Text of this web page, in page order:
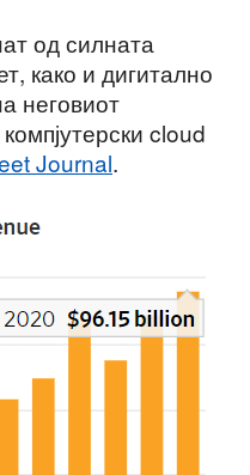
од силната
како и дигитално
неговиот
cloud
Journal.